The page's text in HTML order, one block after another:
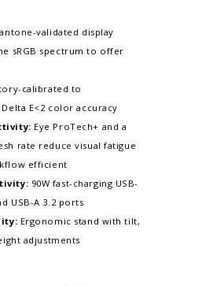
validated display
sRGB spectrum to offer
calibrated to
E<2 color accuracy​
Eye ProTech+ and a
rate reduce visual fatigue
efficient​
90W fast-charging USB-
USB-A 3.2 ports
Ergonomic stand with tilt,
adjustments